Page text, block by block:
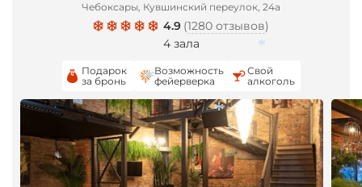
Чебоксары, Кувшинский переулок, 24а
4.9 (1280 отзывов)
4 зала
Подарок
за бронь
Возможность
фейерверка
Свой
алкоголь
*
*